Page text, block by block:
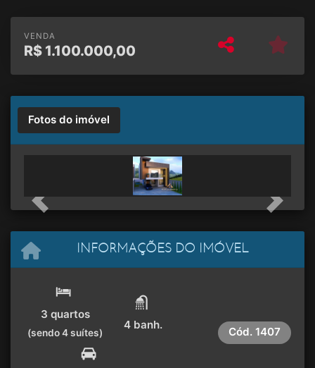
VENDA
R$ 1.100.000,00
Fotos do imóvel
Previous Next
INFORMAÇÕES DO IMÓVEL
3 quartos
(sendo 4 suítes)
4 banh.
Cód. 1407